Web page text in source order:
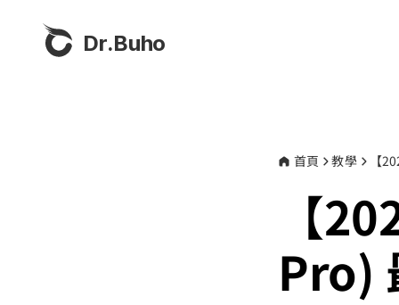
Dr.Buho
首頁 教學 【
【
Pro)